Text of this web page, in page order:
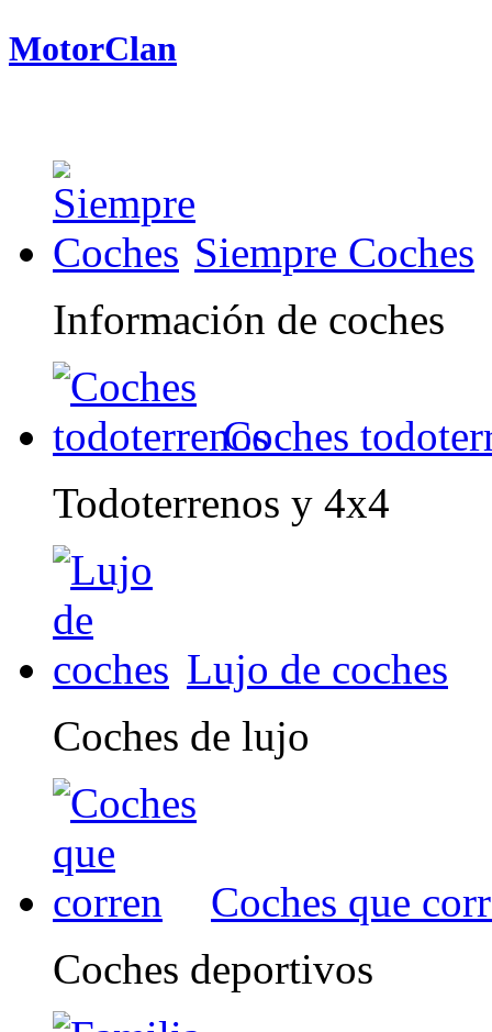
MotorClan
Siempre Coches
Información de coches
Coches
Todoterrenos y 4x4
Lujo de coches
Coches de lujo
Coches que
Coches deportivos